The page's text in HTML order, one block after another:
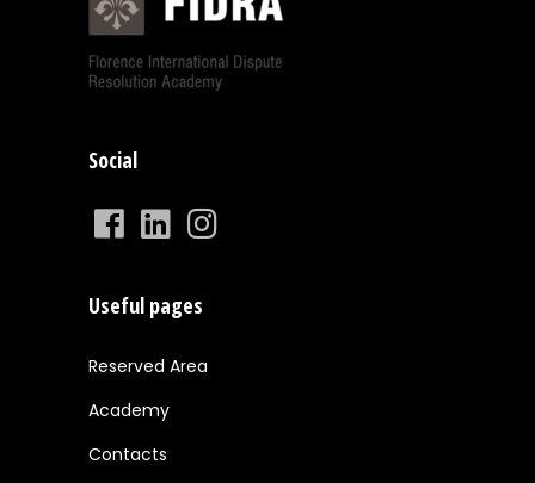
Social
Useful pages
Reserved Area
Academy
Contacts